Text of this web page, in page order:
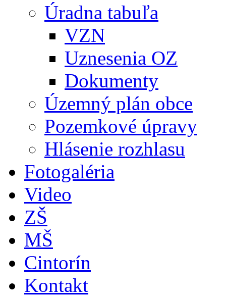
Úradna tabuľa
VZN
Uznesenia OZ
Dokumenty
Územný plán obce
Pozemkové úpravy
Hlásenie rozhlasu
Fotogaléria
Video
ZŠ
MŠ
Cintorín
Kontakt